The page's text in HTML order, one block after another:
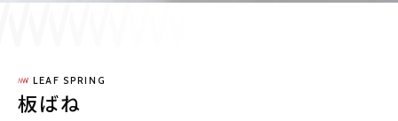
LEAF SPRING
板ばね